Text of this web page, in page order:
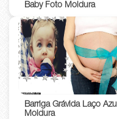
Baby Foto Moldura
Barriga Grávida Laço Azul
Moldura